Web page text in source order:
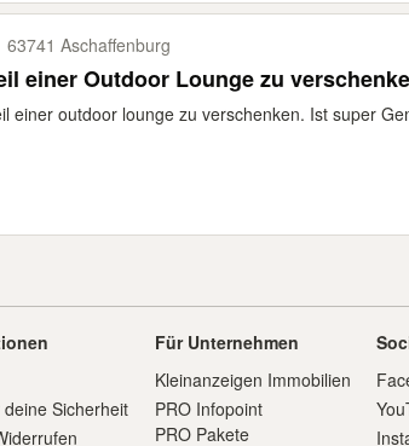
63741 Aschaffenburg
einer outdoor lounge zu verschenken. Ist super
Sicherheit
Für Unternehmen
Kleinanzeigen Immobilien
PRO Infopoint
PRO Pakete